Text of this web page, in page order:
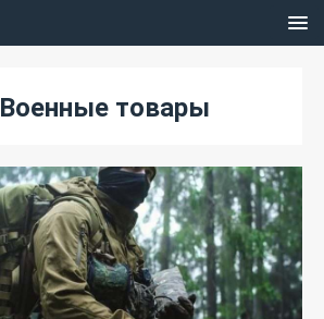
Военные товары